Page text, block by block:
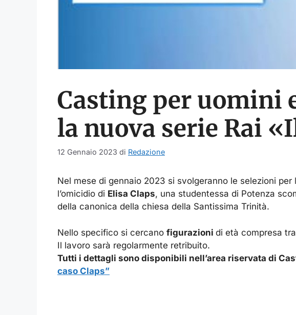
Casting per uomini
la nuova serie Rai
12 Gennaio 2023 di Redazione
Nel mese di gennaio 2023 si svolgeranno le selezioni
l’omicidio di Elisa Claps, una studentessa di Potenza
della canonica della chiesa della Santissima Trinità.
Nello specifico si cercano figurazioni di età compresa
Il lavoro sarà regolarmente retribuito.
Tutti i dettagli sono disponibili nell’area riservata di
caso Claps”